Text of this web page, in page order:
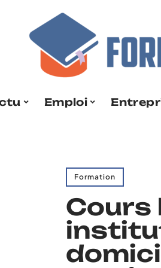
Emploi
Formation
Cours